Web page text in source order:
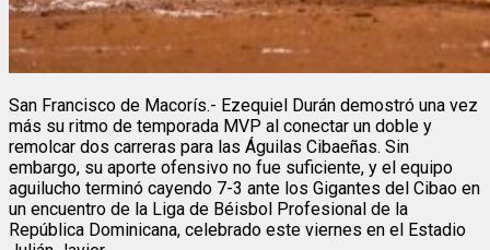
San Francisco de Macorís.- Ezequiel Durán demostró una vez
más su ritmo de temporada MVP al conectar un doble y
remolcar dos carreras para las Águilas Cibaeñas. Sin
embargo, su aporte ofensivo no fue suficiente, y el equipo
aguilucho terminó cayendo 7-3 ante los Gigantes del Cibao en
un encuentro de la Liga de Béisbol Profesional de la
República Dominicana, celebrado este viernes en el Estadio